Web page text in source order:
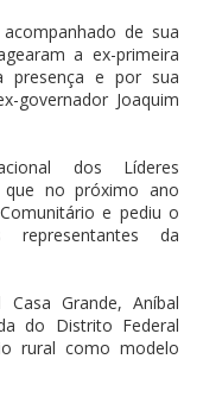
de sua
a ex-primeira
presença e por sua
governador Joaquim
dos Líderes
que no próximo ano
e pediu o
da
Grande, Aníbal
do Distrito Federal
rural como modelo